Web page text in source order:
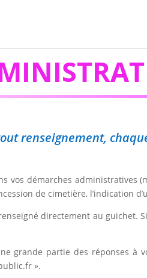
renseignement,
vos démarches administratives
de cimetière, l’indication
directement au guichet.
grande partie des réponses
».